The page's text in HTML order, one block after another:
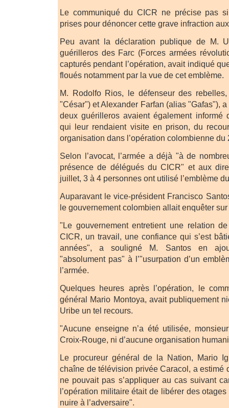
Le communiqué du CICR ne précise pas
prises pour dénoncer cette grave infraction
Peu avant la déclaration publique de M.
guérilleros des Farc (Forces armées
capturés pendant l’opération, avait indiqué
floués notamment par la vue de cet emblème.
M. Rodolfo Rios, le défenseur des
"César") et Alexander Farfan (alias "Gafas"),
deux guérilleros avaient également informé
qui leur rendaient visite en prison, du
organisation dans l’opération colombienne du
Selon l’avocat, l’armée a déjà "à de
présence de délégués du CICR" et aux
juillet, 3 à 4 personnes ont utilisé l’emblème
Auparavant le vice-président Francisco
le gouvernement colombien allait enquêter
"Le gouvernement entretient une relation
CICR, un travail, une confiance qui s’est
années", a souligné M. Santos en
"absolument pas" à l’"usurpation d’un
l’armée.
Quelques heures après l’opération, le
général Mario Montoya, avait publiquement
Uribe un tel recours.
"Aucune enseigne n’a été utilisée,
Croix-Rouge, ni d’aucune organisation
Le procureur général de la Nation, Mario
chaîne de télévision privée Caracol, a estimé
ne pouvait pas s’appliquer au cas suivant
l’opération militaire était de libérer des
nuire à l’adversaire".